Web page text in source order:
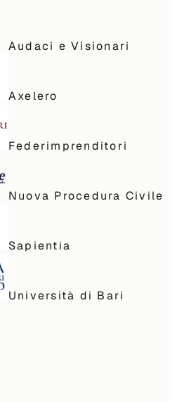
Audaci e Visionari
Axelero
Federimprenditori
Nuova Procedura Civile
Sapientia
Università di Bari